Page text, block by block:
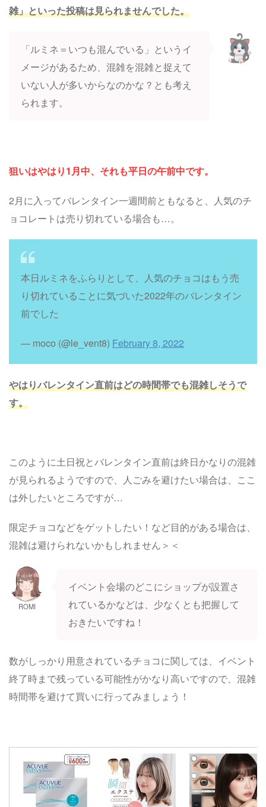
雑」といった投稿は見られませんでした。
「ルミネ＝いつも混んでいる」というイ
メージがあるため、混雑を混雑と捉えて
いない人が多いからなのかな？とも考え
られます。
狙いはやはり1月中、それも平日の午前中です。
2月に入ってバレンタイン一週間前ともなると、人気のチ
ョコレートは売り切れている場合も…。
本日ルミネをふらりとして、人気のチョコはもう売
り切れていることに気づいた2022年のバレンタイン
前でした
— moco (@le_vent8) February 8, 2022
やはりバレンタイン直前はどの時間帯でも混雑しそうで
す。
このように土日祝とバレンタイン直前は終日かなりの混雑
が見られるようですので、人ごみを避けたい場合は、ここ
は外したいところですが…
限定チョコなどをゲットしたい！など目的がある場合は、
混雑は避けられないかもしれません＞＜
ROMI
イベント会場のどこにショップが設置さ
れているかなどは、少なくとも把握して
おきたいですね！
数がしっかり用意されているチョコに関しては、イベント
終了時まで残っている可能性がかなり高いですので、混雑
時間帯を避けて買いに行ってみましょう！